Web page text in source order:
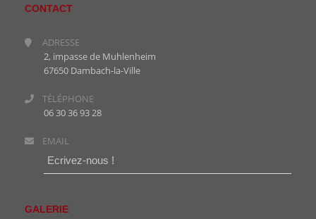
CONTACT
ADRESSE
2, impasse de Muhlenheim
67650 Dambach-la-Ville
TÉLÉPHONE
06 30 36 93 28
EMAIL
Ecrivez-nous !
GALERIE